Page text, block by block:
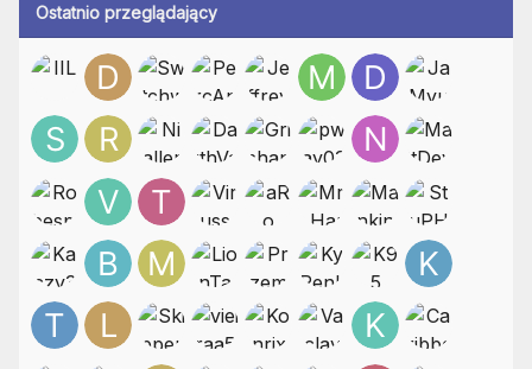
Ostatnio przeglądający